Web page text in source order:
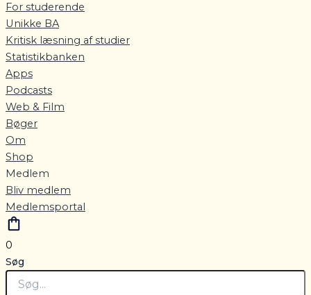
For studerende
Unikke BA
Kritisk læsning af studier
Statistikbanken
Apps
Podcasts
Web & Film
Bøger
Om
Shop
Medlem
Bliv medlem
Medlemsportal
0
Søg